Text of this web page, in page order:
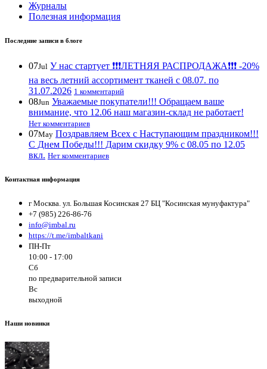
Журналы
Полезная информация
Последние записи в блоге
07Jul У нас стартует ❗️❗️❗️ЛЕТНЯЯ РАСПРОДАЖА❗️❗️❗️ -20%
на весь летний ассортимент тканей с 08.07. по
31.07.2026 1 комментарий
08Jun Уважаемые покупатели!!! Обращаем ваше
внимание, что 12.06 наш магазин-склад не работает!
Нет комментариев
07May Поздравляем Всех с Наступающим праздником!!!
С Днем Победы!!! Дарим скидку 9% с 08.05 по 12.05
вкл. Нет комментариев
Контактная информация
г Москва. ул. Большая Косинская 27 БЦ "Косинская мунуфактура"
+7 (985) 226-86-76
info@imbal.ru
https://t.me/imbaltkani
ПН-Пт
10:00 - 17:00
Сб
по предварительной записи
Вс
выходной
Наши новинки